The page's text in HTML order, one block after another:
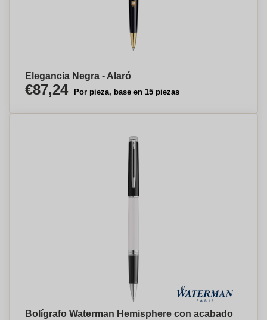
Elegancia Negra - Alaró
€87,24 Por pieza, base en 15 piezas
Bolígrafo Waterman Hemisphere con acabado